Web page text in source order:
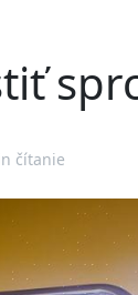
čítanie